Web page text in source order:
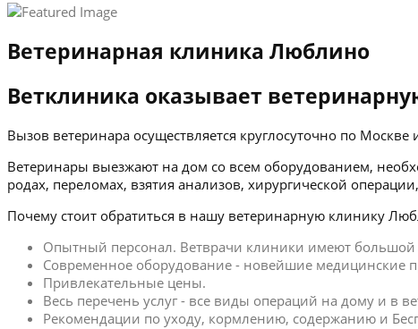
Ветеринарная клиника Люблино
Ветклиника оказывает
Вызов ветеринара осуществляется круглосуточно по
Ветеринары выезжают на дом со всем оборудованием,
родах, переломах, взятия анализов, хирургической
Почему стоит обратиться в нашу ветеринарную клинику
Опытный персонал. Ветврачи клиники имеют большой
Современное оборудование - новейшие медицинские
Привлекательные цены.
Весь перечень услуг - все виды операций на дому и в
Рекомендации по уходу, кормлению, содержанию и